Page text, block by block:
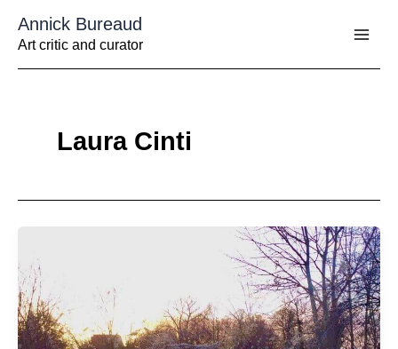
contenu
Annick Bureaud
Art critic and curator
Laura Cinti